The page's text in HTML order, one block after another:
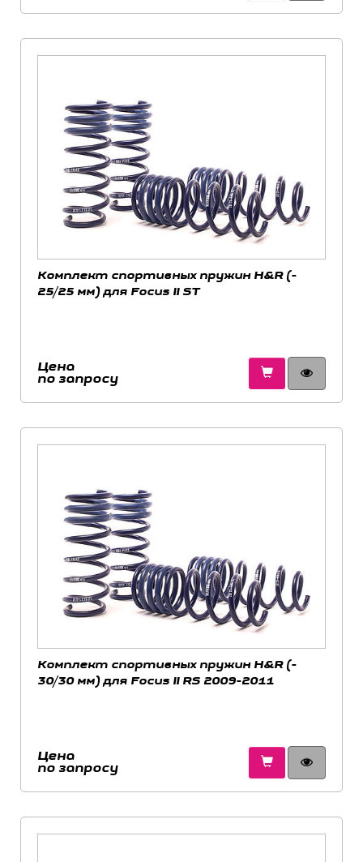
Комплект спортивных пружин H&R (-
25/25 мм) для Focus II ST
Цена
по запросу
Комплект спортивных пружин H&R (-
30/30 мм) для Focus II RS 2009-2011
Цена
по запросу